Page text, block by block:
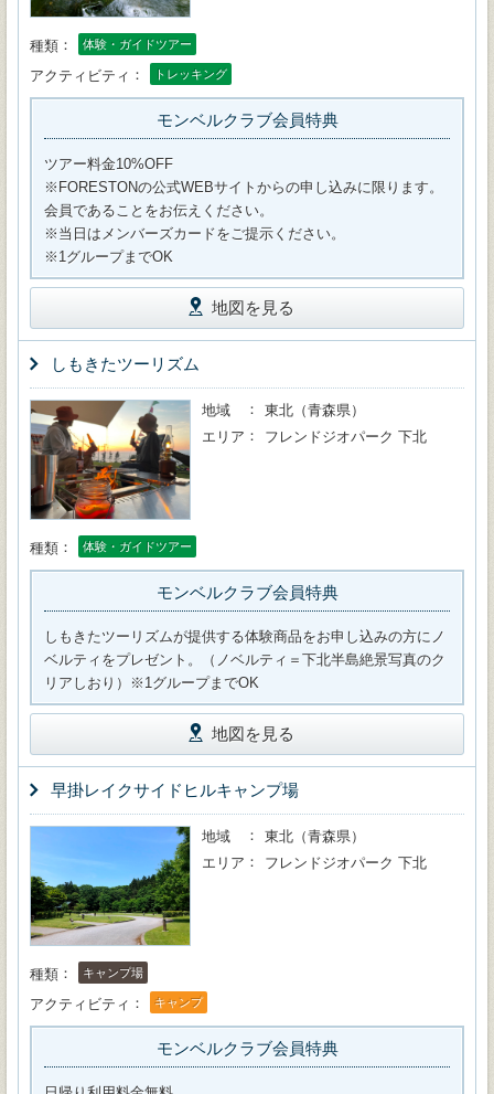
種類 体験・ガイドツアー
アクティビティ トレッキング
モンベルクラブ会員特典
ツアー料金10%OFF
※FORESTONの公式WEBサイトからの申し込みに限ります。
会員であることをお伝えください。
※当日はメンバーズカードをご提示ください。
※1グループまでOK
地図を見る
しもきたツーリズム
地域
東北（青森県）
エリア
フレンドジオパーク 下北
種類 体験・ガイドツアー
モンベルクラブ会員特典
しもきたツーリズムが提供する体験商品をお申し込みの方にノ
ベルティをプレゼント。（ノベルティ＝下北半島絶景写真のク
リアしおり）※1グループまでOK
地図を見る
早掛レイクサイドヒルキャンプ場
地域
東北（青森県）
エリア
フレンドジオパーク 下北
種類 キャンプ場
アクティビティ キャンプ
モンベルクラブ会員特典